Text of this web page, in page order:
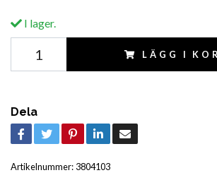
I lager.
LÄGG I
Dela
Artikelnummer: 3804103